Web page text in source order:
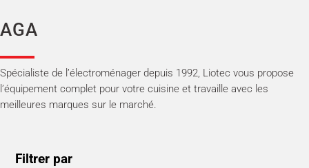
AGA
Spécialiste de l’électroménager depuis 1992, Liotec vous propose
l’équipement complet pour votre cuisine et travaille avec les
meilleures marques sur le marché.
Filtrer par